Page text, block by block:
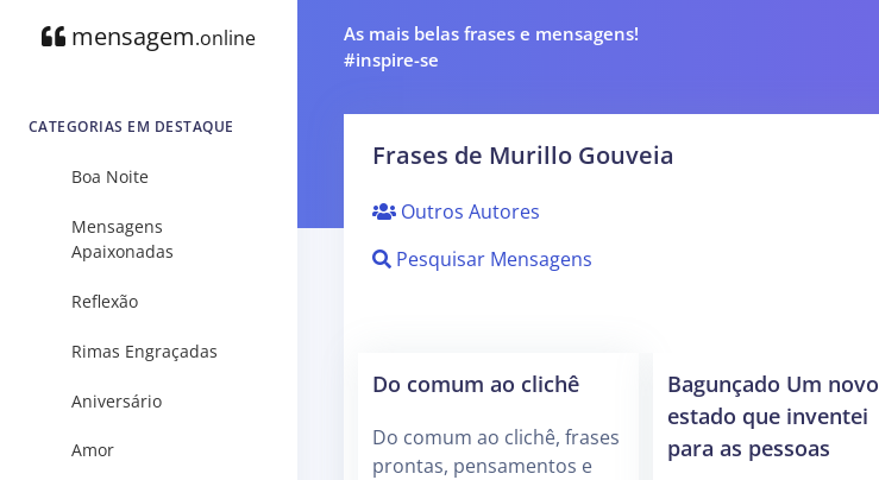
mensagem.online
CATEGORIAS EM DESTAQUE
Boa Noite
Mensagens
Apaixonadas
Reflexão
Rimas Engraçadas
Aniversário
Amor
As mais belas frases e mensagens!
#inspire-se
Frases de Murillo Gouveia
Outros Autores
Pesquisar Mensagens
Do comum ao clichê
Do comum ao clichê, frases
prontas, pensamentos e
Bagunçado Um novo
estado que inventei
para as pessoas